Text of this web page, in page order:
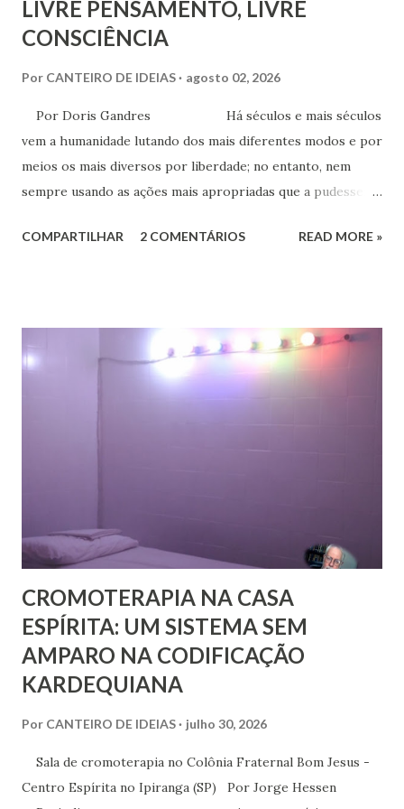
LIVRE PENSAMENTO, LIVRE
CONSCIÊNCIA
Por CANTEIRO DE IDEIAS agosto 02, 2026
Por Doris Gandres Há séculos e mais séculos
vem a humanidade lutando dos mais diferentes modos e por
meios os mais diversos por liberdade; no entanto, nem
sempre usando as ações mais apropriadas que a pudessem
aspecto material, terreno... Mesmo civilizações,
onde vige pressão, opressão, cerceamento, coação e
censura. E não podemos falar apenas do ponto de vista
geral, social, de cidadania, de direitos humanos etc, mas
COMPARTILHAR 2 COMENTÁRIOS READ MORE »
CROMOTERAPIA NA CASA
ESPÍRITA: UM SISTEMA SEM
AMPARO NA CODIFICAÇÃO
KARDEQUIANA
Por CANTEIRO DE IDEIAS julho 30, 2026
Sala de cromoterapia no Colônia Fraternal Bom Jesus -
Centro Espírita no Ipiranga (SP) Por Jorge Hessen